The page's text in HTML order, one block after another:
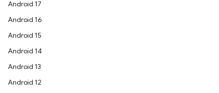
Android 17
Android 16
Android 15
Android 14
Android 13
Android 12